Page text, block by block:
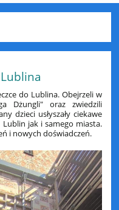
do Lublina. Obejrzeli w
Dżungli" oraz zwiedzili
dzieci usłyszały ciekawe
jak i samego miasta.
i nowych doświadczeń.